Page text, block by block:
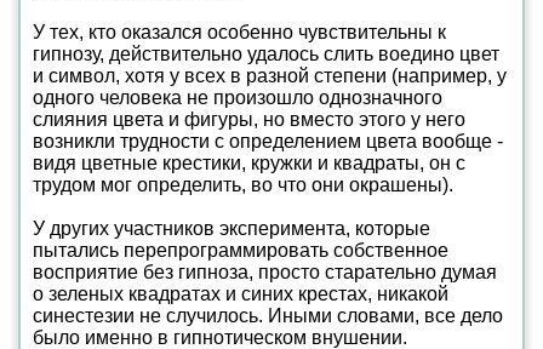
У тех, кто оказался особенно чувствительны к
гипнозу, действительно удалось слить воедино цвет
и символ, хотя у всех в разной степени (например, у
одного человека не произошло однозначного
слияния цвета и фигуры, но вместо этого у него
возникли трудности с определением цвета вообще -
видя цветные крестики, кружки и квадраты, он с
трудом мог определить, во что они окрашены).
У других участников эксперимента, которые
пытались перепрограммировать собственное
восприятие без гипноза, просто старательно думая
о зеленых квадратах и синих крестах, никакой
синестезии не случилось. Иными словами, все дело
было именно в гипнотическом внушении.